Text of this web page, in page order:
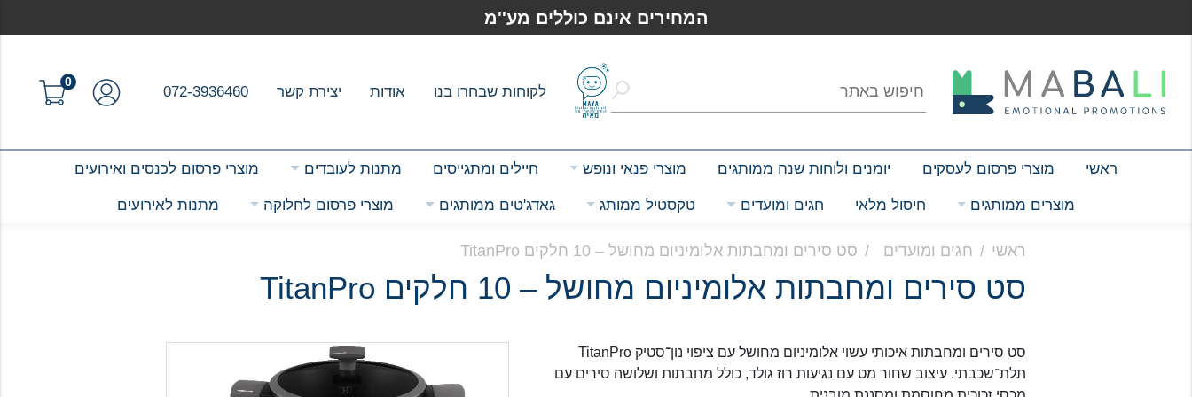
המחירים אינם כוללים מע''מ
לקוחות שבחרו בנו אודות יצירת קשר 072-3936460
0
ראשי מוצרי פרסום לעסקים יומנים ולוחות שנה ממותגים מוצרי פנאי ונופש חיילים ומתגייסים מתנות לעובדים מוצרי פרסום לכנסים ואירועים
מוצרים ממותגים חיסול מלאי חגים ומועדים טקסטיל ממותג גאדג'טים ממותגים מוצרי פרסום לחלוקה מתנות לאירועים
ראשי חגים ומועדים סט סירים ומחבתות אלומיניום מחושל – 10 חלקים TitanPro
סט סירים ומחבתות אלומיניום מחושל – 10 חלקים TitanPro
סט סירים ומחבתות איכותי עשוי אלומיניום מחושל עם ציפוי נון־סטיק TitanPro
תלת־שכבתי. עיצוב שחור מט עם נגיעות רוז גולד, כולל מחבתות ושלושה סירים עם